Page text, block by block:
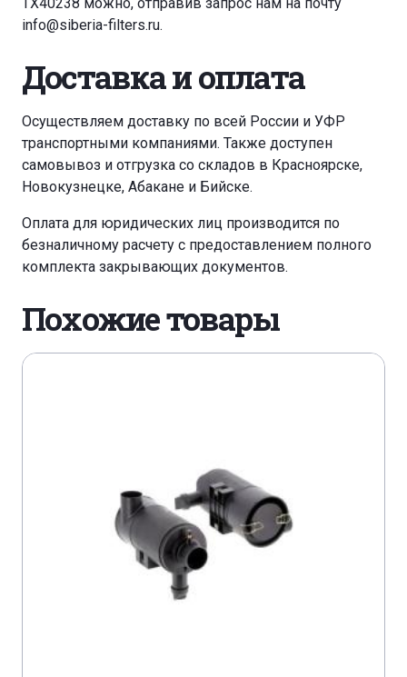
info@siberia-filters.ru.
Доставка и оплата
Осуществляем доставку по всей России и УФР
транспортными компаниями. Также доступен
самовывоз и отгрузка со складов в Красноярске,
Новокузнецке, Абакане и Бийске.
Оплата для юридических лиц производится по
безналичному расчету с предоставлением полного
комплекта закрывающих документов.
Похожие товары